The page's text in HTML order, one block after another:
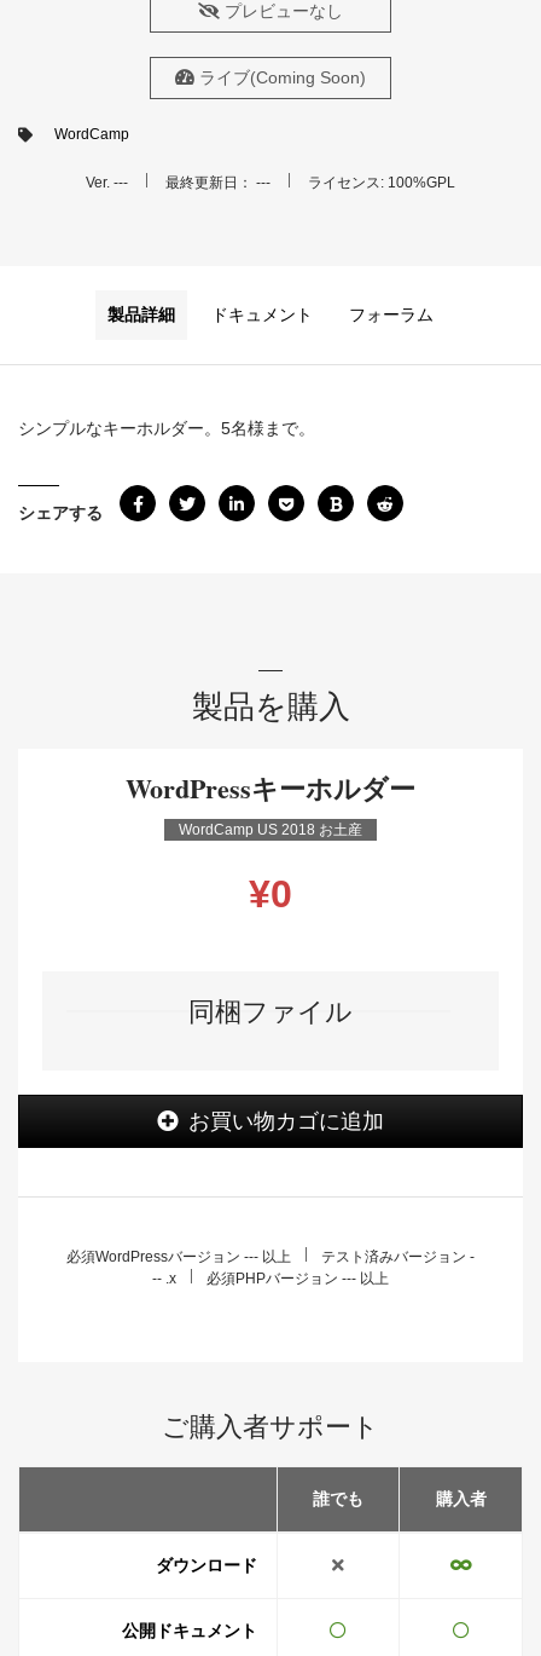
プレビューなし
ライブ(Coming Soon)
WordCamp
Ver. --- 最終更新日： --- ライセンス: 100%GPL
製品詳細 ドキュメント フォーラム
シンプルなキーホルダー。5名様まで。
シェアする
製品を購入
WordPressキーホルダー
WordCamp US 2018 お土産
¥0
同梱ファイル
お買い物カゴに追加
必須WordPressバージョン --- 以上
テスト済みバージョン -
-- .x
必須PHPバージョン --- 以上
ご購入者サポート
誰でも 購入者
ダウンロード
公開ドキュメント